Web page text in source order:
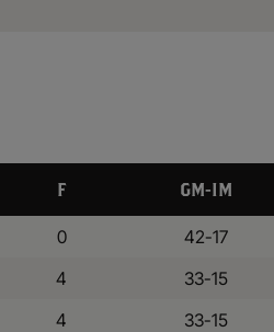
F GM-IM
0 42-17
4 33-15
4 33-15